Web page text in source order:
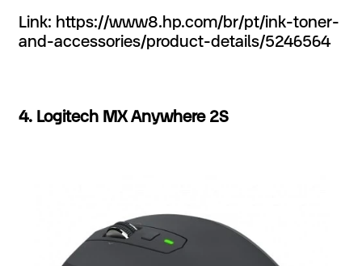
Link: https://www8.hp.com/br/pt/ink-toner-
and-accessories/product-details/5246564
4. Logitech MX Anywhere 2S